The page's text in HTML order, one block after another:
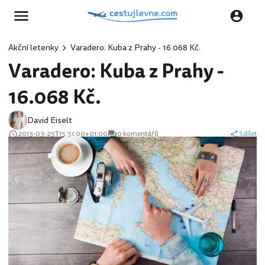
Akční letenky Varadero: Kuba z Prahy - 16.068 Kč.
Varadero: Kuba z Prahy -
16.068 Kč.
David Eiselt
2013-03-25T15:51:00+01:00 0 komentářů Sdílet